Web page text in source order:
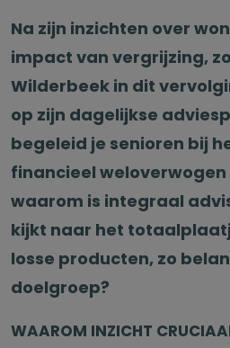
Na zijn inzichten over
impact van vergrijzing,
Wilderbeek in dit
op zijn dagelijkse
begeleid je senioren bij
financieel weloverwogen
waarom is integraal
kijkt naar het
losse producten, zo
doelgroep?
WAAROM INZICHT